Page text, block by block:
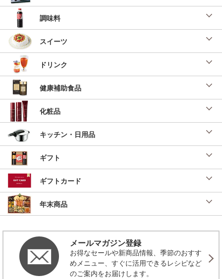
調味料
スイーツ
ドリンク
健康補助食品
化粧品
キッチン・日用品
ギフト
ギフトカード
年末商品
メールマガジン登録
お得なセールや新商品情報、季節のおすす
めメニュー、すぐに活用できるレシピなど
のご案内をお届けします。